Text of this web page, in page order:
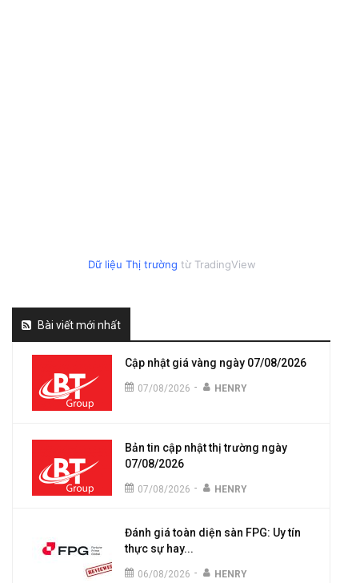
Dữ liệu Thị trường từ TradingView
Bài viết mới nhất
Cập nhật giá vàng ngày 07/08/2026
07/08/2026 - HENRY
Bản tin cập nhật thị trường ngày
07/08/2026
07/08/2026 - HENRY
Đánh giá toàn diện sàn FPG: Uy tín
thực sự hay...
06/08/2026 - HENRY